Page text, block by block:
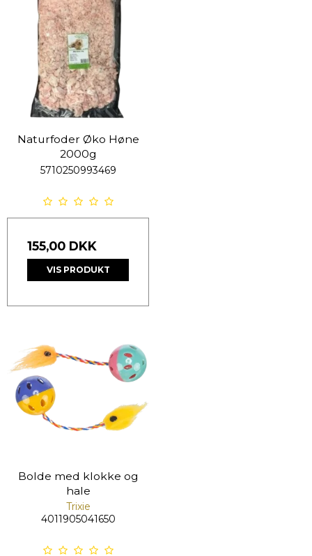
Naturfoder Øko Høne
2000g
5710250993469
155,00 DKK
VIS PRODUKT
Bolde med klokke og
hale
Trixie
4011905041650